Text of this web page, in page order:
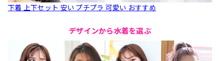
下着 上下セット 安い プチプラ 可愛い おすすめ
デザインから水着を選ぶ